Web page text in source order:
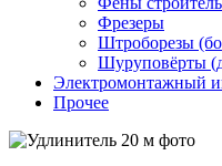
Фрезеры
Штроборезы
Шуруповёрты
Электромонтажный
Прочее